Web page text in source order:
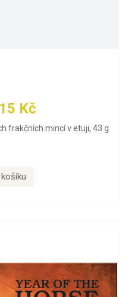
Kč
frakčních mincí v etuji, 43 g
košíku